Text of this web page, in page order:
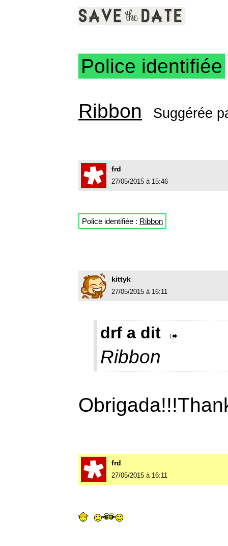
Police identifiée
Ribbon Suggérée
frd
27/05/2015 à 15:46
Police identifiée : Ribbon
kittyk
27/05/2015 à 16:11
drf a dit
Ribbon
frd
27/05/2015 à 16:11